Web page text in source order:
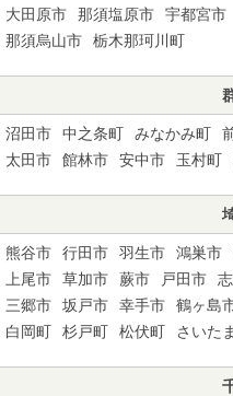
大田原市 那須塩原市 宇都宮市
那須烏山市
栃木那珂川町
沼田市 中之条町 みなかみ町
太田市
館林市 安中市 玉村町
熊谷市 行田市 羽生市 鴻巣市
上尾市
草加市 蕨市 戸田市
三郷市
坂戸市 幸手市 鶴ヶ島
白岡町
杉戸町 松伏町 さいた